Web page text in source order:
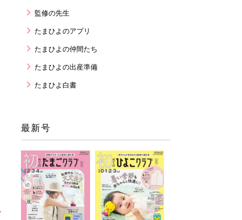
監修の先生
たまひよのアプリ
たまひよの仲間たち
たまひよの出産準備
たまひよ白書
最新号